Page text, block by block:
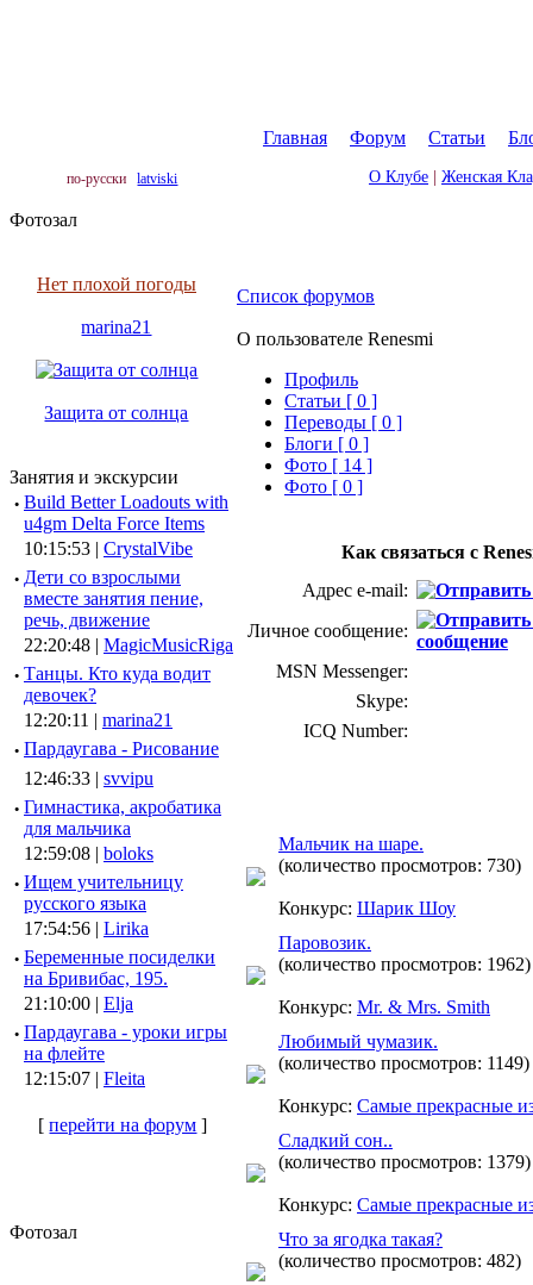
Главная Форум Статьи
по-русски latviski О Клубе Женская
Фотозал
Нет плохой погоды
marina21
Защита от солнца
Занятия и экскурсии
· Build Better Loadouts with
u4gm Delta Force Items
10:15:53 | CrystalVibe
· Дети со взрослыми
вместе занятия пение,
речь, движение
22:20:48 | MagicMusicRiga
· Танцы. Кто куда водит
девочек?
12:20:11 | marina21
· Пардаугава - Рисование
12:46:33 | svvipu
· Гимнастика, акробатика
для мальчика
12:59:08 | boloks
· Ищем учительницу
русского языка
17:54:56 | Lirika
· Беременные посиделки
на Бривибас, 195.
21:10:00 | Elja
· Пардаугава - уроки игры
на флейте
12:15:07 | Fleita
[перейти на форум ]
Фотозал
Список форумов
О пользователе Renesmi
Профиль
Cтатьи [ 0 ]
Переводы [ 0 ]
Блоги [ 0 ]
Фото [ 14 ]
Фото [ 0 ]
Как связаться с
Адрес e-mail:
Личное сообщение:
MSN Messenger:
Skype:
ICQ Number:
Мальчик на шаре.
(количество просмотров: 730)
Конкурс: Шарик Шоу
Паровозик.
(количество просмотров: 1962)
Конкурс: Mr. & Mrs. Smith
Любимый чумазик.
(количество просмотров: 1149)
Конкурс: Самые прекрасные
Сладкий сон..
(количество просмотров: 1379)
Конкурс: Самые прекрасные
Что за ягодка такая?
(количество просмотров: 482)